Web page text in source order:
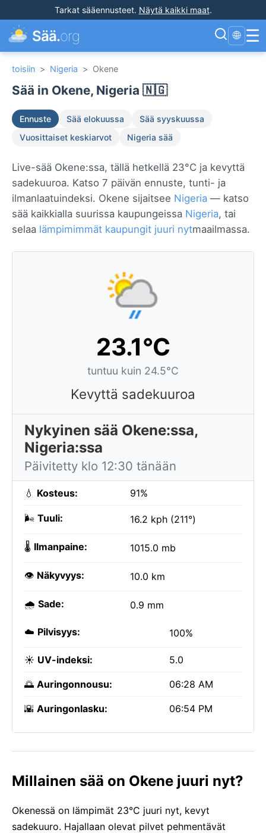
Tarkat sääennusteet. Näytä kaikki maat.
Sää.org 🌐 ☰
toisiin > Nigeria > Okene
Sää in Okene, Nigeria 🇳🇬
Ennuste Sää elokuussa
Sää syyskuussa
Vuosittaiset keskiarvot
Nigeria sää
Live-sää Okene:ssa, tällä hetkellä 23°C ja kevyttä
sadekuuroa. Katso 7 päivän ennuste, tunti- ja
ilmanlaatuindeksi. Okene sijaitsee Nigeria — katso
sää kaikkialla suurissa kaupungeissa Nigeria, tai
selaa lämpimimmät kaupungit juuri nytmaailmassa.
23.1°C
tuntuu kuin 24.5°C
Kevyttä sadekuuroa
Nykyinen sää Okene:ssa,
Nigeria:ssa
Päivitetty klo 12:30 tänään
💧 Kosteus: 91%
🌬️ Tuuli: 16.2 kph (211°)
🌡️ Ilmanpaine: 1015.0 mb
👁️ Näkyvyys: 10.0 km
🌧️ Sade: 0.9 mm
☁️ Pilvisyys: 100%
☀️ UV-indeksi: 5.0
🌅 Auringonnousu: 06:28 AM
🌇 Auringonlasku: 06:54 PM
Millainen sää on Okene juuri nyt?
Okenessä on lämpimät 23°C juuri nyt, kevyt
sadekuuro. Hajallaan olevat pilvet pehmentävät